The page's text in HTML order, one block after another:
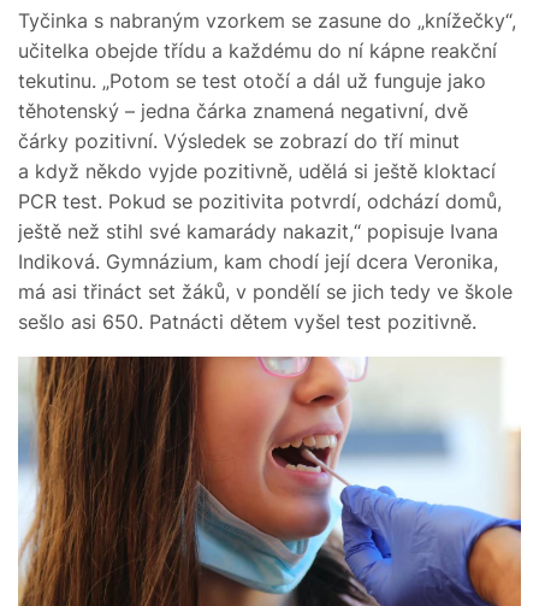
Tyčinka s nabraným vzorkem se zasune do „knížečky“,
učitelka obejde třídu a každému do ní kápne reakční
tekutinu. „Potom se test otočí a dál už funguje jako
těhotenský – jedna čárka znamená negativní, dvě
čárky pozitivní. Výsledek se zobrazí do tří minut
a když někdo vyjde pozitivně, udělá si ještě kloktací
PCR test. Pokud se pozitivita potvrdí, odchází domů,
ještě než stihl své kamarády nakazit,“ popisuje Ivana
Indiková. Gymnázium, kam chodí její dcera Veronika,
má asi třináct set žáků, v pondělí se jich tedy ve škole
sešlo asi 650. Patnácti dětem vyšel test pozitivně.